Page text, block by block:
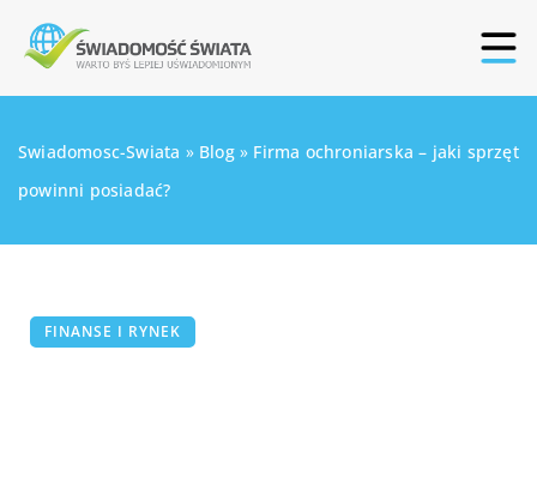
Swiadomosc-Swiata » Blog» Firma ochroniarska – jaki sprzęt
powinni posiadać?
FINANSE I RYNEK